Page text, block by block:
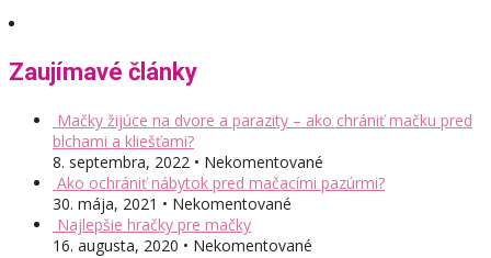
Zaujímavé články
Mačky žijúce na dvore a parazity – ako chrániť mačku pred
blchami a kliešťami?
8. septembra, 2022 • Nekomentované
Ako ochrániť nábytok pred mačacími pazúrmi?
30. mája, 2021 • Nekomentované
Najlepšie hračky pre mačky
16. augusta, 2020 • Nekomentované